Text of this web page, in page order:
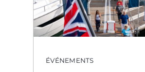
ÉVÉNEMENTS